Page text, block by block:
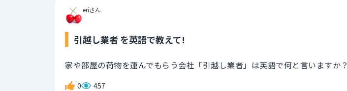
eriさん
引越し業者 を英語で教えて!
家や部屋の荷物を運んでもらう会社「引越し業者」は英語で何と言いますか？
0 457